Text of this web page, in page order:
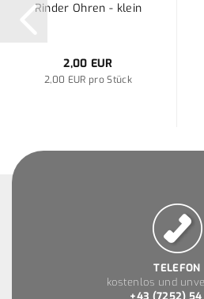
Rinder Ohren - klein
2,00 EUR
2,00 EUR pro Stück
TELEFON
kostenlos und
+43 (7252) 54